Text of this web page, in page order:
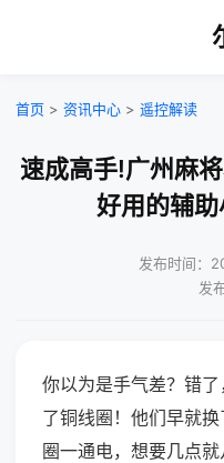
首页 > 资讯中心 > 遥控解读
速成高手!广州麻
好用的辅
发布时间：
发
你以为是手气差？错
了铜线圈！他们早就
圈一通电，想要几点